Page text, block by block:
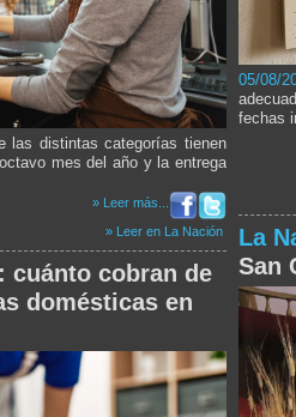
las distintas categorías tienen
mes del año y la entrega
» Leer más...
» Leer en La Nación
cuánto cobran de
domésticas en
05/08/
fechas
La
San